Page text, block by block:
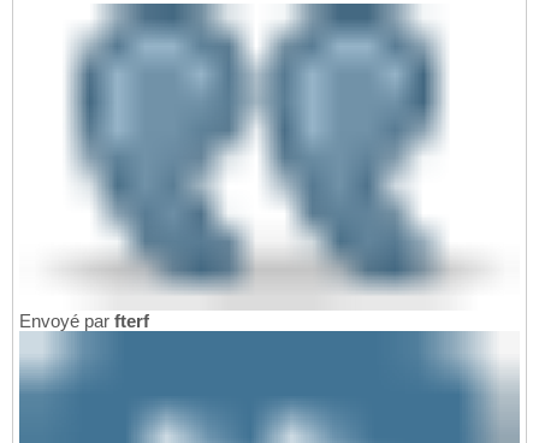
Envoyé par fterf